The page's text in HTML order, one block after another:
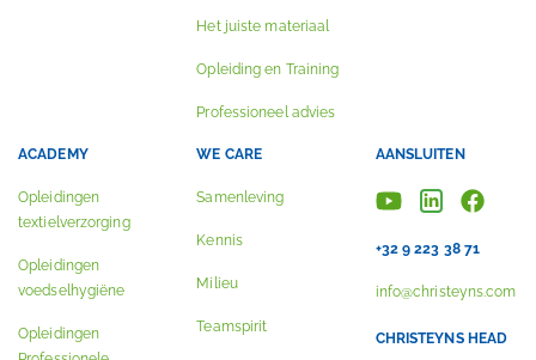
Het juiste materiaal
Opleiding en Training
Professioneel advies
ACADEMY
Opleidingen
textielverzorging
Opleidingen
voedselhygiëne
Opleidingen
WE CARE
Samenleving
Kennis
Milieu
Teamspirit
AANSLUITEN
+32 9 223 38 71
info@christeyns.com
CHRISTEYNS HEAD